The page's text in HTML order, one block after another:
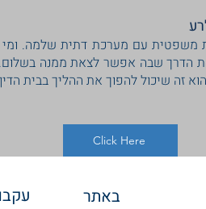
משפטית עם מערכת דתית שלמה.
הדרך שבה אפשר לצאת ממנה בשלום.
זה שיכול להפוך את ההליך בבית
Click Here
ניווט באתר